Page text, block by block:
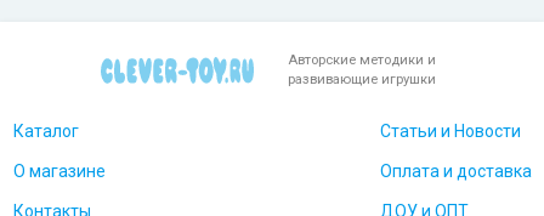
Авторские методики и
развивающие игрушки
Каталог
О магазине
Контакты
Статьи и Новости
Оплата и доставка
ДОУ и ОПТ